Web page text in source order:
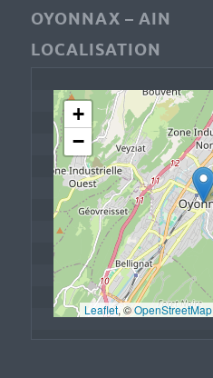
OYONNAX – AIN
LOCALISATION
+
−
Leaflet, © OpenStreetMap